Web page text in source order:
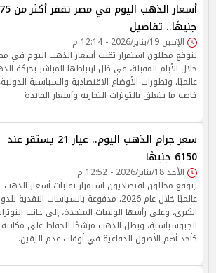
أسعار الذهب اليوم في مصر تقفز أكثر من 75
جنيهًا.. تفاصيل
الإثنين 19/يناير/2026 - 12:14 م
يتوقع محللون استمرار تقلب أسعار الذهب اليوم في
خلال الأيام المقبلة، في ظل ارتباطها المباشر بحركة
عالميًا، وتطورات الأوضاع الاقتصادية والسياسية الدولية،
خاصة ما يتعلق بالتوترات التجارية وأسعار الفائدة
سعر جرام الذهب اليوم.. عيار 21 يستقر عند
6150 جنيهًا
الأحد 18/يناير/2026 - 12:52 م
يتوقع محللون اقتصاديون استمرار تقلبات أسعار الذهب
عالميًا خلال عام 2026، مدفوعة بالسياسات النقدية
الكبرى، وعلى رأسها الولايات المتحدة، إلى جانب
الجيوسياسية، ويظل الذهب مرشحًا للحفاظ على مكانته
كأحد أهم الأصول الدفاعية في أوقات عدم اليقين.